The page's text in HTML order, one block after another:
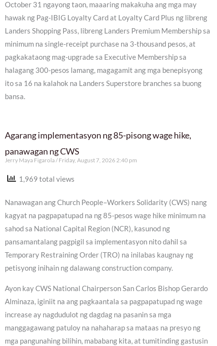
October 31 ngayong taon, maaaring makakuha ang mga may
hawak ng Pag-IBIG Loyalty Card at Loyalty Card Plus ng libreng
Landers Shopping Pass, libreng Landers Premium Membership sa
minimum na single-receipt purchase na 3-thousand pesos, at
pagkakataong mag-upgrade sa Executive Membership sa
halagang 300-pesos lamang, magagamit ang mga benepisyong
ito sa 16 na kalahok na Landers Superstore branches sa buong
bansa.
Agarang implementasyon ng 85-pisong wage hike,
panawagan ng CWS
Jerry Maya Figarola Friday, August 7, 2026 2:40 pm
1,969 total views
Nanawagan ang Church People–Workers Solidarity (CWS) nang
kagyat na pagpapatupad na ng 85-pesos wage hike minimum na
sahod sa National Capital Region (NCR), kasunod ng
pansamantalang pagpigil sa implementasyon nito dahil sa
Temporary Restraining Order (TRO) na inilabas kaugnay ng
petisyong inihain ng dalawang construction company.
Ayon kay CWS National Chairperson San Carlos Bishop Gerardo
Alminaza, iginiit na ang pagkaantala sa pagpapatupad ng wage
increase ay nagdudulot ng dagdag na pasanin sa mga
manggagawang patuloy na nahaharap sa mataas na presyo ng
mga pangunahing bilihin, mababang kita, at tumitinding gastusin